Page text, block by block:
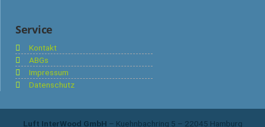
Service
Kontakt
ABGs
Impressum
Datenschutz
Luft InterWood GmbH – Kuehnbachring 5 – 22045 Hamburg